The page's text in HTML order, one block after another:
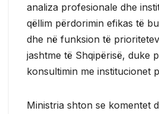
analiza profesionale dhe
qëllim përdorimin efikas të
dhe në funksion të
jashtme të Shqipërisë, duke
konsultimin me institucionet
Ministria shton se komentet